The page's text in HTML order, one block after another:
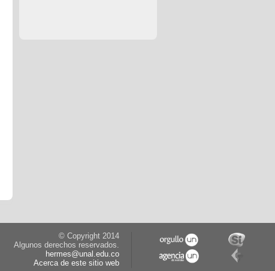
© Copyright 2014
Algunos derechos reservados.
hermes@unal.edu.co
Acerca de este sitio web